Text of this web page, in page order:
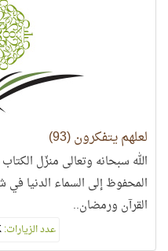
لعلهم يتفكرون (93)
الله سبحانه وتعالى منزّل
المحفوظ إلى السماء الدنيا
القرآن ورمضان..
عدد الزيارات: